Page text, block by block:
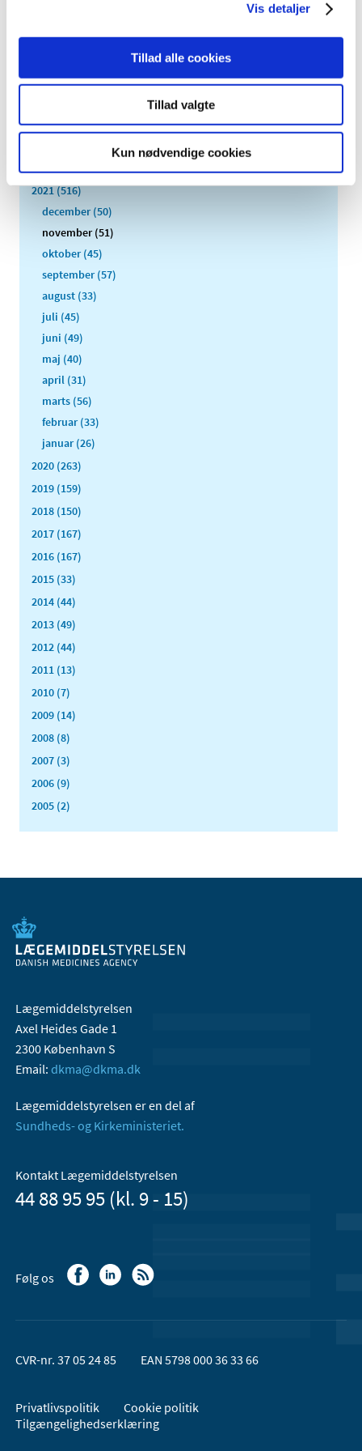
Vis detaljer
Tillad alle cookies
Tillad valgte
Kun nødvendige cookies
2026 (84)
2024 (224)
2022 (197)
2021 (516)
december (50)
november (51)
oktober (45)
september (57)
august (33)
juli (45)
juni (49)
maj (40)
april (31)
marts (56)
februar (33)
januar (26)
2020 (263)
2019 (159)
2018 (150)
2017 (167)
2016 (167)
2015 (33)
2014 (44)
2013 (49)
2012 (44)
2011 (13)
2010 (7)
2009 (14)
2008 (8)
2007 (3)
2006 (9)
2005 (2)
Lægemiddelstyrelsen
Axel Heides Gade 1
2300 København S
Email: dkma@dkma.dk
Lægemiddelstyrelsen er en del af
Sundheds- og Kirkeministeriet.
Kontakt Lægemiddelstyrelsen
44 88 95 95 (kl. 9 - 15)
Følg os
CVR-nr. 37 05 24 85 EAN 5798 000 36 33 66
Privatlivspolitik
Cookie politik
Tilgængelighedserklæring